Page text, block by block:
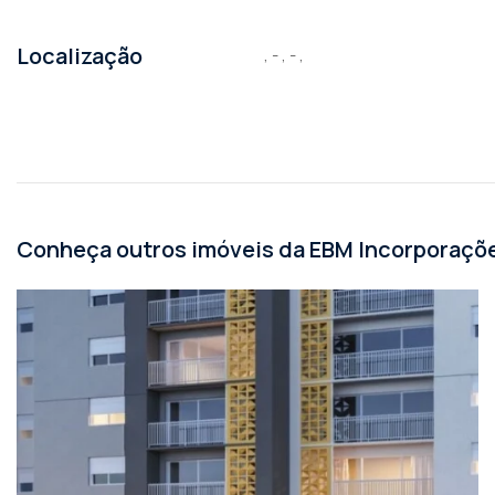
Localização , - , - ,
Conheça outros imóveis da EBM